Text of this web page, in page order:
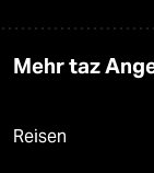
Mehr taz
Reisen